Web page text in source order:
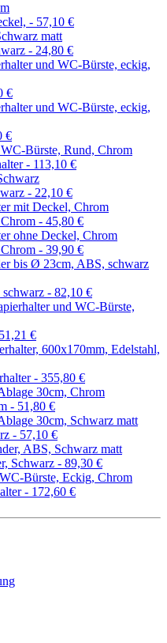
- 57,10 €
- 24,80 €
€
€
- 113,10 €
- 22,10 €
- 45,80 €
- 39,90 €
- 82,10 €
51,21 €
- 355,80 €
- 51,80 €
- 57,10 €
Schwarz - 89,30 €
- 172,60 €